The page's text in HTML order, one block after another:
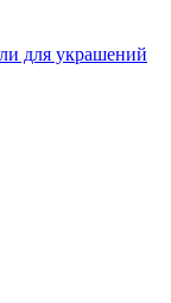
для украшений